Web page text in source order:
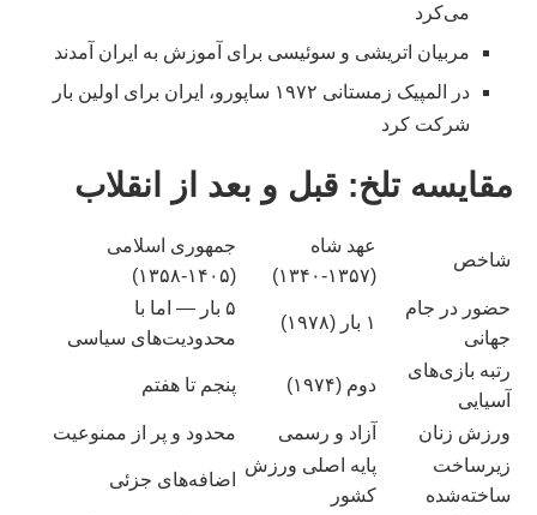
می‌کرد
مربیان اتریشی و سوئیسی برای آموزش به ایران آمدند
در المپیک زمستانی ۱۹۷۲ ساپورو، ایران برای اولین بار
شرکت کرد
مقایسه تلخ: قبل و بعد از انقلاب
شاخص
عهد شاه
(۱۳۵۷-۱۳۴۰)
جمهوری اسلامی
(۱۴۰۵-۱۳۵۸)
حضور در جام
جهانی
۱ بار (۱۹۷۸)
۵ بار — اما با
محدودیت‌های سیاسی
رتبه بازی‌های
آسیایی
دوم (۱۹۷۴) پنجم تا هفتم
ورزش زنان آزاد و رسمی
محدود و پر از ممنوعیت
زیرساخت
ساخته‌شده
پایه اصلی ورزش
کشور
اضافه‌های جزئی